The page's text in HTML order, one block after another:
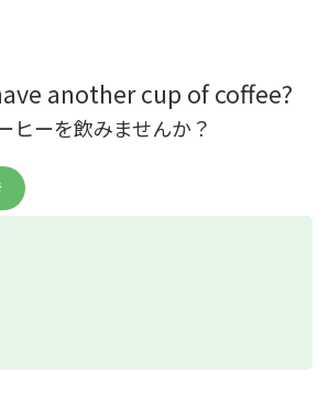
another cup of coffee?
ヒーを飲みませんか？